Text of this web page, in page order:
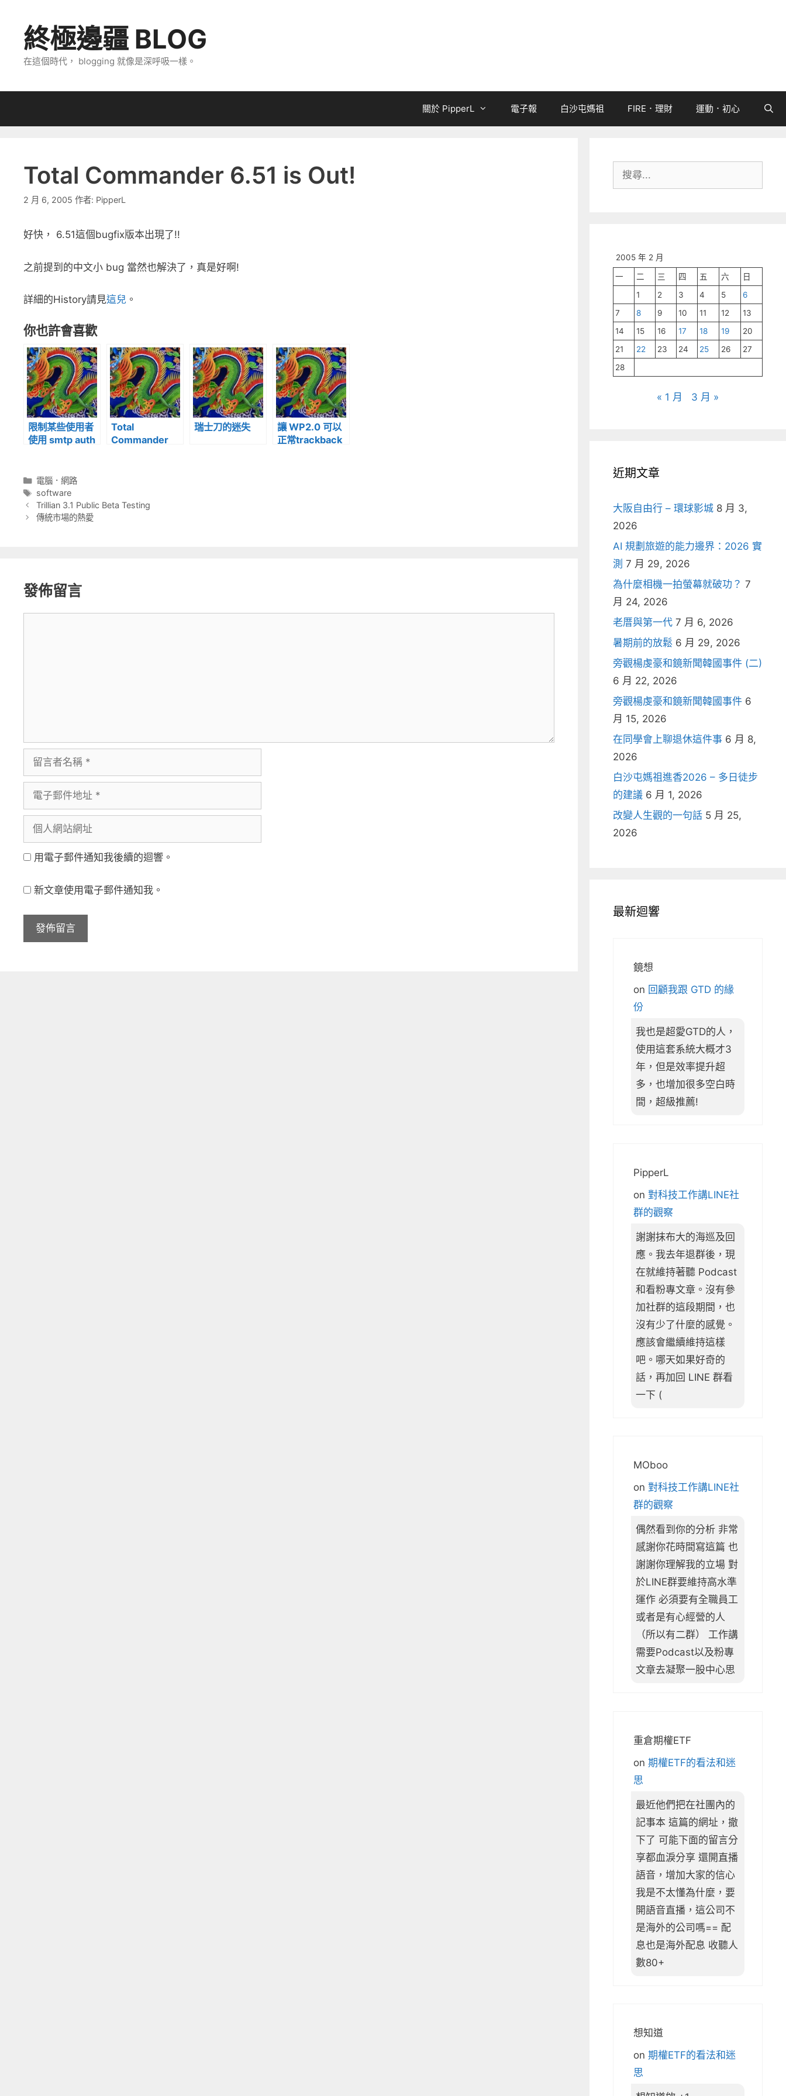
終極邊疆 BLOG
在這個時代， blogging 就像是深呼吸一樣。
關於 PipperL 電子報 白沙屯媽祖 FIRE．理財 運動．初心
Total Commander 6.51 is Out!
2 月 6, 2005 作者: PipperL
好快， 6.51這個bugfix版本出現了!!
之前提到的中文小 bug 當然也解決了，真是好啊!
詳細的History請見這兒 。
你也許會喜歡
限制某些使用者
使用 smtp auth
Total
Commander
瑞士刀的迷失
讓 WP2.0 可以
正常trackback
分
類
電腦．網路
標
籤
software
Trillian 3.1 Public Beta Testing
傳統市場的熱愛
發佈留言
言
名
子
件
地
人
網
網
用電子郵件通知我後續的迴響。
新文章使用電子郵件通知我。
尋:
2005 年 2 月
一 二 三 四 五 六
日
1
2 3 4 5
6
7
8 9 10 11 12
13
14
15 16 17 18 19
20
21
22 23 24 25 26
27
28
« 1 月 3 月 »
近期文章
大阪自由行 – 環球影城 8 月 3,
2026
AI 規劃旅遊的能力邊界：2026 實
測 7 月 29, 2026
為什麼相機一拍螢幕就破功？ 7
月 24, 2026
老厝與第一代 7 月 6, 2026
暑期前的放鬆 6 月 29, 2026
旁觀楊虔豪和鏡新聞韓國事件 (二)
6 月 22, 2026
旁觀楊虔豪和鏡新聞韓國事件 6
月 15, 2026
在同學會上聊退休這件事 6 月 8,
2026
白沙屯媽祖進香2026 – 多日徒步
的建議 6 月 1, 2026
改變人生觀的一句話 5 月 25,
2026
最新迴響
鏡想
on 回顧我跟 GTD 的緣
份
我也是超愛GTD的人，
使用這套系統大概才3
年，但是效率提升超
多，也增加很多空白時
間，超級推薦!
PipperL
on 對科技工作講LINE社
群的觀察
謝謝抹布大的海巡及回
應。我去年退群後，現
在就維持著聽 Podcast
和看粉專文章。沒有參
加社群的這段期間，也
沒有少了什麼的感覺。
應該會繼續維持這樣
吧。哪天如果好奇的
話，再加回 LINE 群看
一下 (
MOboo
on 對科技工作講LINE社
群的觀察
偶然看到你的分析 非常
感謝你花時間寫這篇 也
謝謝你理解我的立場 對
於LINE群要維持高水準
運作 必須要有全職員工
或者是有心經營的人
（所以有二群） 工作講
需要Podcast以及粉專
文章去凝聚一股中心思
重倉期權ETF
on 期權ETF的看法和迷
思
最近他們把在社團內的
記事本 這篇的網址，撤
下了 可能下面的留言分
享都血淚分享 還開直播
語音，增加大家的信心
我是不太懂為什麼，要
開語音直播，這公司不
是海外的公司嗎== 配
息也是海外配息 收聽人
數80+
想知道
on 期權ETF的看法和迷
思